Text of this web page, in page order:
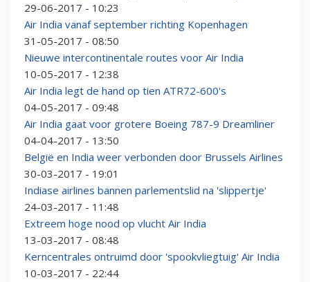
29-06-2017 - 10:23
Air India vanaf september richting Kopenhagen
31-05-2017 - 08:50
Nieuwe intercontinentale routes voor Air India
10-05-2017 - 12:38
Air India legt de hand op tien ATR72-600's
04-05-2017 - 09:48
Air India gaat voor grotere Boeing 787-9 Dreamliner
04-04-2017 - 13:50
België en India weer verbonden door Brussels Airlines
30-03-2017 - 19:01
Indiase airlines bannen parlementslid na 'slippertje'
24-03-2017 - 11:48
Extreem hoge nood op vlucht Air India
13-03-2017 - 08:48
Kerncentrales ontruimd door 'spookvliegtuig' Air India
10-03-2017 - 22:44